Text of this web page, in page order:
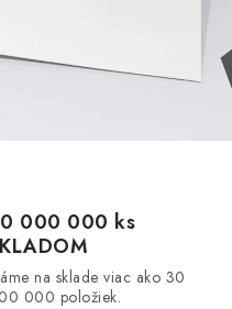
000 000 ks
na sklade viac ako 30
000 položiek.